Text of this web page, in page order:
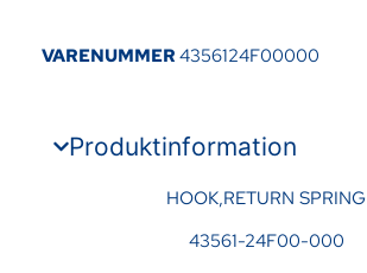
VARENUMMER 4356124F00000
Produktinformation
HOOK,RETURN SPRING
43561-24F00-000